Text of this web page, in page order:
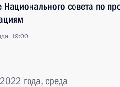
Национального совета по
19:00
года, среда